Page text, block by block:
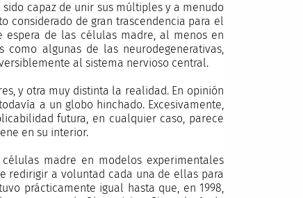
capaz de unir sus múltiples y a menudo
considerado de gran trascendencia para el
de las células madre, al menos en
como algunas de las neurodegenerativas,
al sistema nervioso central.
y otra muy distinta la realidad. En opinión
a un globo hinchado. Excesivamente,
futura, en cualquier caso, parece
en su interior.
madre en modelos experimentales
redirigir a voluntad cada una de ellas para
prácticamente igual hasta que, en 1998,